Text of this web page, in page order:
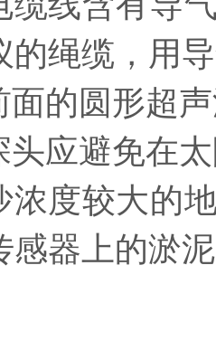
的绳缆，用
面的圆形超
头应避免在
浓度较大的
感器上的淤